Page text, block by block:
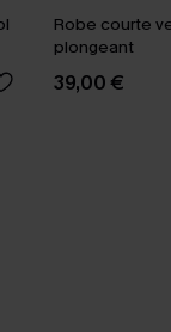
Robe courte
plongeant
39,00 €